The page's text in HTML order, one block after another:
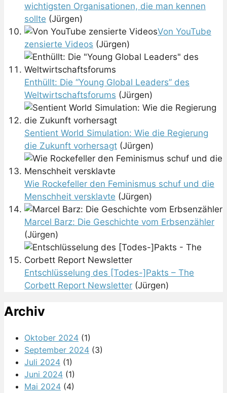
wichtigsten Organisationen, die man kennen
sollte (Jürgen)
Von YouTube
zensierte Videos (Jürgen)
Enthüllt: Die “Young Global Leaders” des
Weltwirtschaftsforums (Jürgen)
Sentient World Simulation: Wie die Regierung
die Zukunft vorhersagt (Jürgen)
Wie Rockefeller den Feminismus schuf und die
Menschheit versklavte (Jürgen)
Marcel Barz: Die Geschichte vom Erbsenzähler
(Jürgen)
Entschlüsselung des [Todes-]Pakts – The
Corbett Report Newsletter (Jürgen)
Archiv
Oktober 2024 (1)
September 2024 (3)
Juli 2024 (1)
Juni 2024 (1)
Mai 2024 (4)